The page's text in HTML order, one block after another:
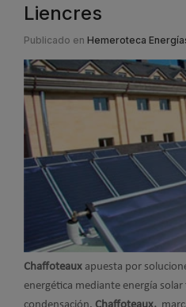
Liencres
Publicado en Hemeroteca
Chaffoteaux apuesta por
energética mediante energía